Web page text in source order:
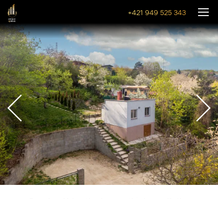
+421 949 525 343